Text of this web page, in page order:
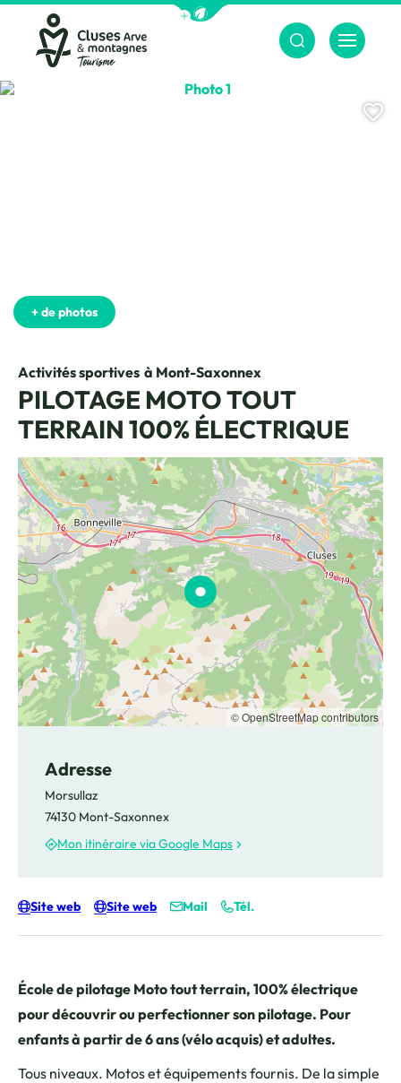
Afficher la barre de navigation du
Cluses Arve &amp; montagnes
Menu
Activités sportives à Mont-Saxonnex
PILOTAGE MOTO TOUT
TERRAIN 100% ÉLECTRIQUE
Photo 1, © Mountain E-Park
+ de photos
École de pilotage Moto tout terrain, 100% électrique
pour découvrir ou perfectionner son pilotage. Pour
enfants à partir de 6 ans (vélo acquis) et adultes.
Tous niveaux. Motos et équipements fournis. De la simple
© OpenStreetMap contributors
Adresse
Morsullaz
74130 Mont-Saxonnex
Mon itinéraire via Google Maps
Site web Site web Mail Tél.